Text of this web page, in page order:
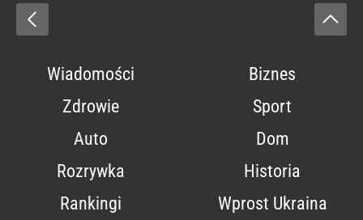
Wiadomości
Biznes
Zdrowie
Sport
Auto
Dom
Rozrywka
Historia
Rankingi
Wprost Ukraina